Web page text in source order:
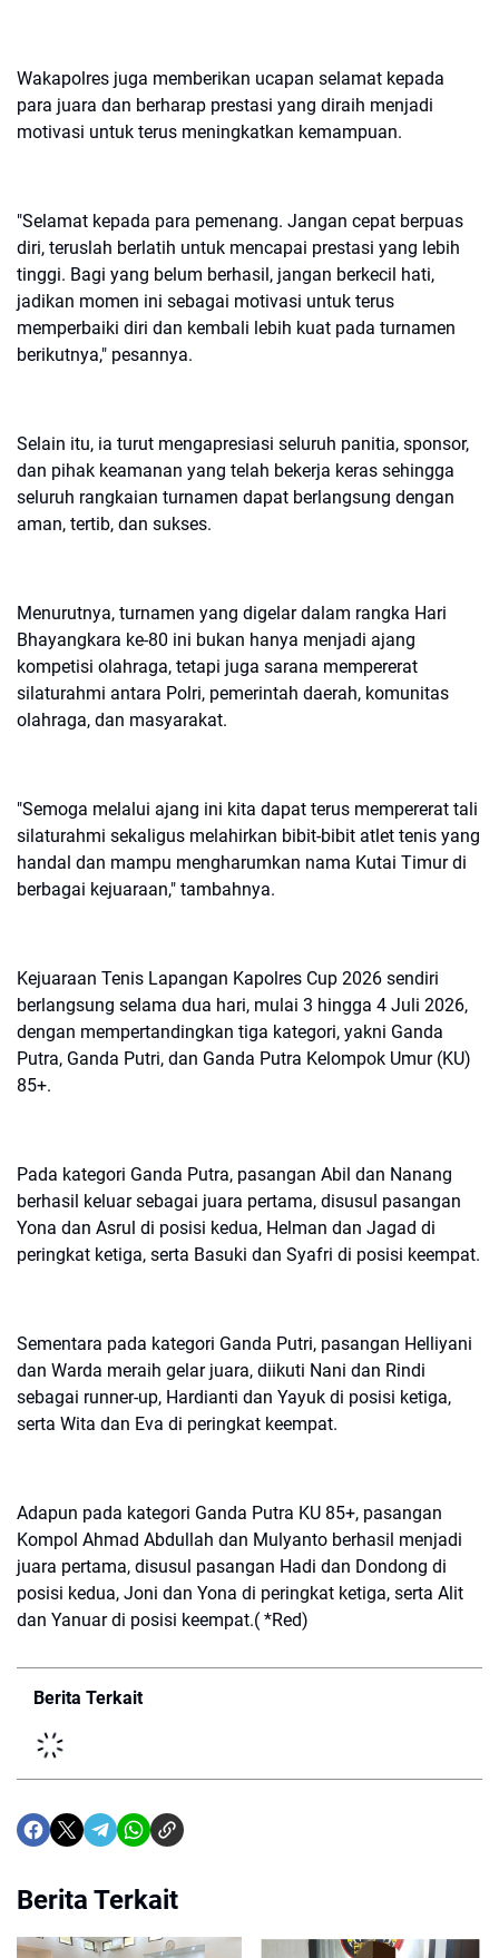
Wakapolres juga memberikan ucapan selamat kepada
para juara dan berharap prestasi yang diraih menjadi
motivasi untuk terus meningkatkan kemampuan.
"Selamat kepada para pemenang. Jangan cepat berpuas
diri, teruslah berlatih untuk mencapai prestasi yang lebih
tinggi. Bagi yang belum berhasil, jangan berkecil hati,
jadikan momen ini sebagai motivasi untuk terus
memperbaiki diri dan kembali lebih kuat pada turnamen
berikutnya," pesannya.
Selain itu, ia turut mengapresiasi seluruh panitia, sponsor,
dan pihak keamanan yang telah bekerja keras sehingga
seluruh rangkaian turnamen dapat berlangsung dengan
aman, tertib, dan sukses.
Menurutnya, turnamen yang digelar dalam rangka Hari
Bhayangkara ke-80 ini bukan hanya menjadi ajang
kompetisi olahraga, tetapi juga sarana mempererat
silaturahmi antara Polri, pemerintah daerah, komunitas
olahraga, dan masyarakat.
"Semoga melalui ajang ini kita dapat terus mempererat tali
silaturahmi sekaligus melahirkan bibit-bibit atlet tenis yang
handal dan mampu mengharumkan nama Kutai Timur di
berbagai kejuaraan," tambahnya.
Kejuaraan Tenis Lapangan Kapolres Cup 2026 sendiri
berlangsung selama dua hari, mulai 3 hingga 4 Juli 2026,
dengan mempertandingkan tiga kategori, yakni Ganda
Putra, Ganda Putri, dan Ganda Putra Kelompok Umur (KU)
85+.
Pada kategori Ganda Putra, pasangan Abil dan Nanang
berhasil keluar sebagai juara pertama, disusul pasangan
Yona dan Asrul di posisi kedua, Helman dan Jagad di
peringkat ketiga, serta Basuki dan Syafri di posisi keempat.
Sementara pada kategori Ganda Putri, pasangan Helliyani
dan Warda meraih gelar juara, diikuti Nani dan Rindi
sebagai runner-up, Hardianti dan Yayuk di posisi ketiga,
serta Wita dan Eva di peringkat keempat.
Adapun pada kategori Ganda Putra KU 85+, pasangan
Kompol Ahmad Abdullah dan Mulyanto berhasil menjadi
juara pertama, disusul pasangan Hadi dan Dondong di
posisi kedua, Joni dan Yona di peringkat ketiga, serta Alit
dan Yanuar di posisi keempat.( *Red)
Berita Terkait
Berita Terkait